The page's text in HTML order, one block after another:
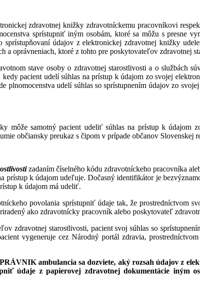
zdravotnej knižky zdravotníckemu pracovníkovi
sprístupniť iným osobám, ktoré sa môžu s presne
údajov z elektronickej zdravotnej knižky
a oprávneniach, ktoré z tohto pre poskytovateľov zdravotnej
stave osoby o zdravotnej starostlivosti a o službách
pacient udelí súhlas na prístup k údajom zo svojej
plnomocenstva udelí súhlas so sprístupnením údajov zo
môže samotný pacient udeliť súhlas na prístup k údajom
občiansky preukaz s čipom v prípade občanov
zadaním číselného kódu zdravotníckeho pracovníka
prístup k údajom udeľuje. Dočasný identifikátor je
k údajom má udeliť.
povolania sprístupniť údaje tak, že prostredníctvom
ako zdravotnícky pracovník alebo poskytovateľ
zdravotnej starostlivosti, pacient svoj súhlas so
vygeneruje cez Národný portál zdravia,
ambulancia sa dozviete, aký rozsah údajov z
údaje z papierovej zdravotnej dokumentácie iným